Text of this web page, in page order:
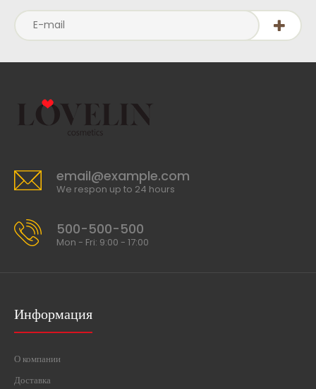
email@example.com
We respon up to 24 hours
500-500-500
Mon - Fri: 9:00 - 17:00
Информация
О компании
Доставка